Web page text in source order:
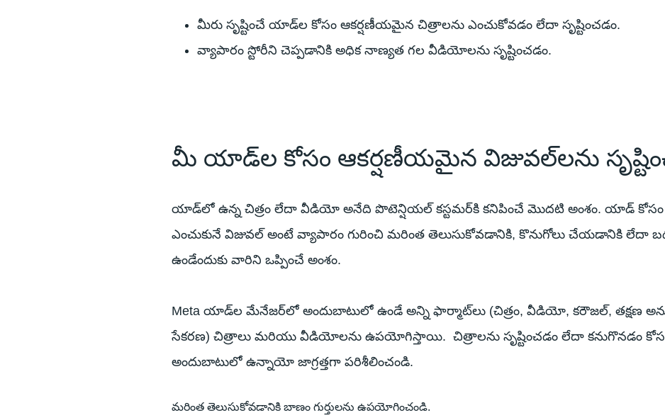
మీరు సృష్టించే యాడ్‌ల కోసం ఆకర్షణీయమైన చిత్రాలను ఎంచుకోవడం లేదా సృష్టించడం.
వ్యాపారం స్టోరీని చెప్పడానికి అధిక నాణ్యత గల వీడియోలను సృష్టించడం.
మీ యాడ్‌ల కోసం ఆకర్షణీయమైన విజువల్‌ల‌ను
యాడ్‌లో ఉన్న చిత్రం లేదా వీడియో అనేది పొటెన్షియల్ కస్టమర్‌కి కనిపించే మొదటి అంశం. యాడ్ కోసం
ఎంచుకునే విజువల్ అంటే వ్యాపారం గురించి మరింత తెలుసుకోవడానికి, కొనుగోలు చేయడానికి లేదా
ఉండేందుకు వారిని ఒప్పించే అంశం.
Meta యాడ్‌ల మేనేజర్‌లో అందుబాటులో ఉండే అన్ని ఫార్మాట్‌లు (చిత్రం, వీడియో, కరౌజల్, తక్షణ
సేకరణ) చిత్రాలు మరియు వీడియోలను ఉపయోగిస్తాయి. చిత్రాలను సృష్టించడం లేదా కనుగొనడం
అందుబాటులో ఉన్నాయో జాగ్రత్తగా పరిశీలించండి.
మరింత తెలుసుకోవడానికి బాణం గుర్తులను ఉపయోగించండి.